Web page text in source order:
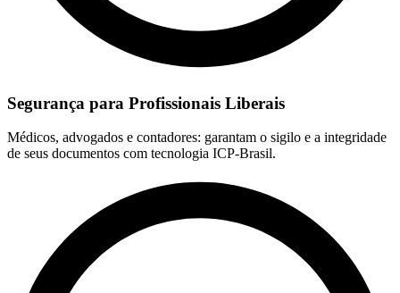
Segurança para Profissionais Liberais
Médicos, advogados e contadores: garantam o sigilo e a integridade
de seus documentos com tecnologia ICP-Brasil.